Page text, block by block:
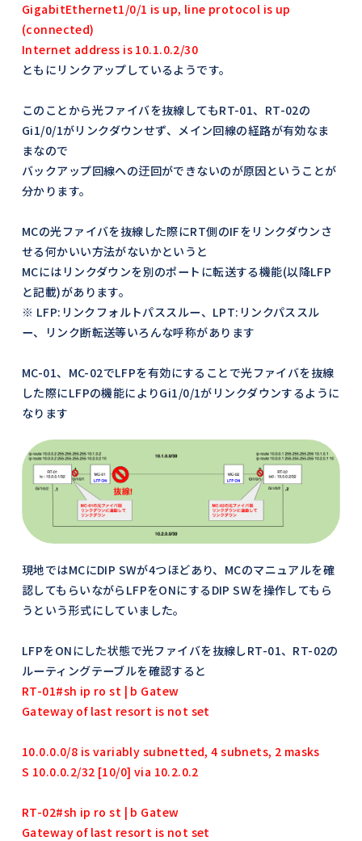
GigabitEthernet1/0/1 is up, line protocol is up
(connected)
Internet address is 10.1.0.2/30
ともにリンクアップしているようです。
このことから光ファイバを抜線してもRT-01、RT-02の
Gi1/0/1がリンクダウンせず、メイン回線の経路が有効なま
まなので
バックアップ回線への迂回ができないのが原因ということが
分かります。
MCの光ファイバを抜線した際にRT側のIFをリンクダウンさ
せる何かいい方法がないかというと
MCにはリンクダウンを別のポートに転送する機能(以降LFP
と記載)があります。
※ LFP:リンクフォルトパススルー、LPT:リンクパススル
ー、リンク断転送等いろんな呼称があります
MC-01、MC-02でLFPを有効にすることで光ファイバを抜線
した際にLFPの機能によりGi1/0/1がリンクダウンするように
なります
現地ではMCにDIP SWが4つほどあり、MCのマニュアルを確
認してもらいながらLFPをONにするDIP SWを操作してもら
うという形式にしていました。
LFPをONにした状態で光ファイバを抜線しRT-01、RT-02の
ルーティングテーブルを確認すると
RT-01#sh ip ro st | b Gatew
Gateway of last resort is not set
10.0.0.0/8 is variably subnetted, 4 subnets, 2 masks
S 10.0.0.2/32 [10/0] via 10.2.0.2
RT-02#sh ip ro st | b Gatew
Gateway of last resort is not set